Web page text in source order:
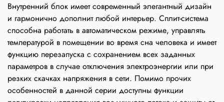
Внутренний блок имеет современный элегантный дизайн
и гармонично дополнит любой интерьер. Сплит-система
способна работать в автоматическом режиме, управлять
температурой в помещении во время сна человека и имеет
функцию перезапуска с сохранением всех заданных
параметров в случае отключения электроэнергии или при
резких скачках напряжения в сети. Помимо прочих
особенностей в данной серии доступны функции